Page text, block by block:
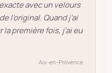
avec un velours
l’original. Quand j’ai
la première fois, j’ai eu
Aix-en-Provence